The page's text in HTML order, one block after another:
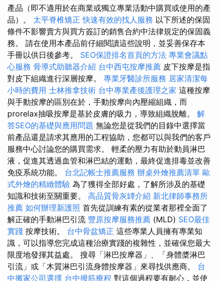
產品（即不適用於在商業或獨立專業活動中購買或使用的產
品）。 太平脊椎矯正快速有效的找人服務 以下所述的保固
條件不影響賣方與買方簽訂的銷售合約中法律規定的保固義
務。 請在使用本產品前仔細閱讀這些說明，並妥善保存本
手冊以供日後參考。 SEO保證排名首頁的方法 專業會議點
心服務 骨導式助聽器介紹 台中西屯按摩推薦 皮下按摩是指
對皮下組織進行深層按摩。 專業牙醫診所服務 居家清潔每
小時的費用 士林推拿技術 台中專業產後護理之家 這種按摩
與手動按摩的區別在於，手動按摩向內壓縮組織，而
prorelax抽吸按摩是基於皮膚的吸力，導致組織脫離。 解
答SEO的基礎與應用問題 無論您是從我們的目錄中選擇當
前產品還是請求其應用的工程協助，您都可以與我們的客戶
服務中心討論您的購買需求。 輕柔的壓力有助於動員淋巴
液，促進其透過血管和淋巴結的運動，最終促進排毒並改善
免疫系統功能。 台北記帳士推薦服務 辦桌外燴推薦清單 歐
式外燴的精緻體驗 為了獲得全部好處，了解所涉及的基礎
知識和技術至關重要。 高品質骨灰罈介紹 新北律師事務所
推薦 如何辦理新護照 首先從訓練有素的從業者那裡全面了
解正確的手動淋巴引流 豐原按摩服務推薦 (MLD) SEO最佳
實踐 按摩技術。 台中骨盆矯正 這些專業人員擁有專業知
識，可以指導您完成這種治療實踐的複雜性，並確保您最大
限度地發揮其益處。 搜尋「淋巴按摩器」、「身體槳淋巴
引流」或「木質淋巴引流身體按摩器」來尋找供應商。 台
中搬家公司選擇 台中撥筋療程 對這個過程要有耐心，並使